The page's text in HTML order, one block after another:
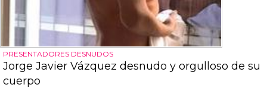
PRESENTADORES DESNUDOS
Jorge Javier Vázquez desnudo y orgulloso de su
cuerpo